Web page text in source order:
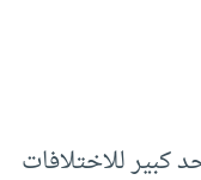
كبير للاختلافات